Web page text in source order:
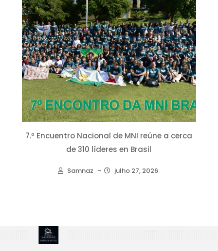
7.º Encuentro Nacional de MNI reúne a cerca
de 310 líderes en Brasil
Samnaz – julho 27, 2026